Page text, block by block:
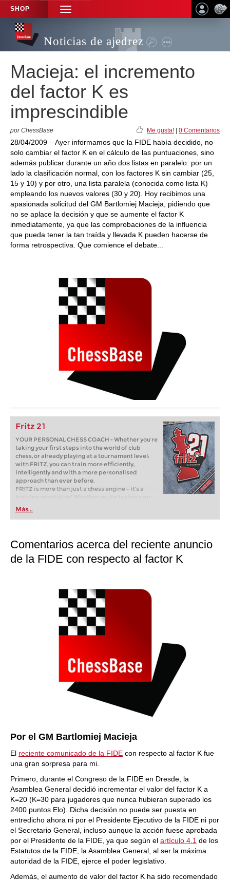
SHOP
TOGGLE
NAVIGATION
Noticias de ajedrez
Macieja: el incremento
del factor K es
imprescindible
por ChessBase Me gusta! 0 Comentarios
28/04/2009 – Ayer informamos que la FIDE había decidido, no
solo cambiar el factor K en el cálculo de las puntuaciones, sino
además publicar durante un año dos listas en paralelo: por un
lado la clasificación normal, con los factores K sin cambiar (25,
15 y 10) y por otro, una lista paralela (conocida como lista K)
empleando los nuevos valores (30 y 20). Hoy recibimos una
apasionada solicitud del GM Bartlomiej Macieja, pidiendo que
no se aplace la decisión y que se aumente el factor K
inmediatamente, ya que las comprobaciones de la influencia
que pueda tener la tan traída y llevada K pueden hacerse de
forma retrospectiva. Que comience el debate...
Fritz 21
YOUR PERSONAL CHESS COACH - Whether you’re
taking your first steps into the world of club
chess, or already playing at a tournament level:
with FRITZ, you can train more efficiently,
intelligently and with a more personalised
approach than ever before.
FRITZ is more than just a chess engine – it’s a
training revolution! Whether you’re taking your
first steps into the world of club chess, or already
playing at a tournament level: with FRITZ, you can
train more efficiently, intelligently and with a
Más...
Comentarios acerca del reciente anuncio
de la FIDE con respecto al factor K
Por el GM Bartlomiej Macieja
El reciente comunicado de la FIDE con respecto al factor K fue
una gran sorpresa para mi.
Primero, durante el Congreso de la FIDE en Dresde, la
Asamblea General decidió incrementar el valor del factor K a
K=20 (K=30 para jugadores que nunca hubieran superado los
2400 puntos Elo). Dicha decisión no puede ser puesta en
entredicho ahora ni por el Presidente Ejecutivo de la FIDE ni por
el Secretario General, incluso aunque la acción fuese aprobada
por el Presidente de la FIDE, ya que según el artículo 4.1 de los
Estatutos de la FIDE, la Asamblea General, al ser la máxima
autoridad de la FIDE, ejerce el poder legislativo.
Además, el aumento de valor del factor K ha sido recomendado